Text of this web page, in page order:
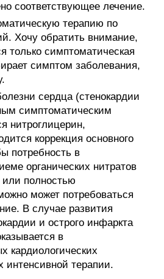
соответствующее лечение.
терапию по
Хочу обратить внимание,
только симптоматическая
симптом заболевания,
сердца (стенокардии
симптоматическим
нитроглицерин,
коррекция основного
потребность в
органических нитратов
полностью
может потребоваться
В случае развития
и острого инфаркта
в
кардиологических
интенсивной терапии.